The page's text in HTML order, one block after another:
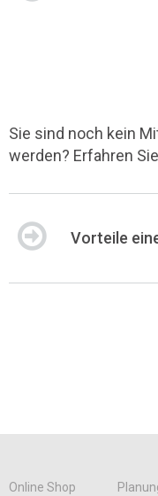
Sie sind noch kein
werden? Erfahren
Vorteile
Online Shop